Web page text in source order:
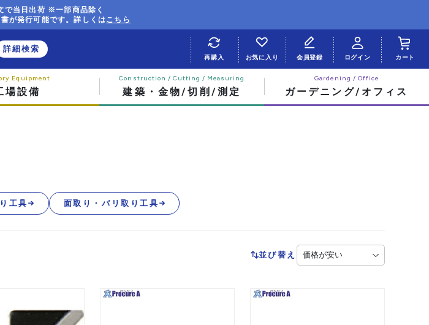
で当日出荷 ※一部商品除く
が発行可能です。詳しくはこちら
詳細検索
場設備 建築・金物/切削/測定 ガーデニング/オフィス
再購入 お気に入り 会員登録 ログイン カート
工具 面取り・バリ取り工具
並び替え